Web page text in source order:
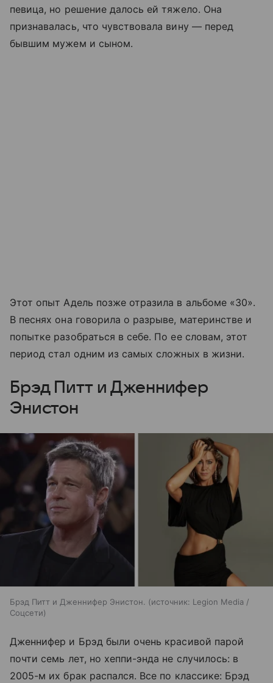
певица, но решение далось ей тяжело. Она
признавалась, что чувствовала вину — перед
бывшим мужем и сыном.
Этот опыт Адель позже отразила в альбоме «30».
В песнях она говорила о разрыве, материнстве и
попытке разобраться в себе. По ее словам, этот
период стал одним из самых сложных в жизни.
Брэд Питт и Дженнифер
Энистон
Брэд Питт и Дженнифер Энистон. источник: Legion Media /
Соцсети
Дженнифер и Брэд были очень красивой парой
почти семь лет, но хеппи-энда не случилось: в
2005-м их брак распался. Все по классике: Брэд